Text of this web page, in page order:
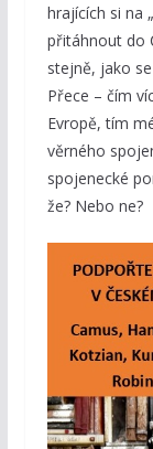
hrajících si na
přitáhnout do
stejně, jako
Přece – čím
Evropě, tím
věrného
spojenecké
že? Nebo ne?